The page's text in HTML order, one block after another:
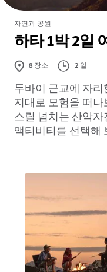
자연과 공원
하타 1박 2일
8 장소 2 일
두바이 근교에 자
지대로 모험을 떠
스릴 넘치는 산악
액티비티를 선택해